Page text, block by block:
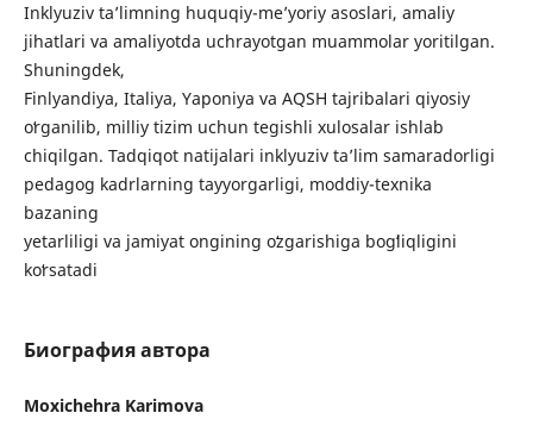
Inklyuziv taʼlimning huquqiy-meʼyoriy asoslari, amaliy
jihatlari va amaliyotda uchrayotgan muammolar yoritilgan.
Shuningdek,
Finlyandiya, Italiya, Yaponiya va AQSH tajribalari qiyosiy
oʻrganilib, milliy tizim uchun tegishli xulosalar ishlab
chiqilgan. Tadqiqot natijalari inklyuziv taʼlim samaradorligi
pedagog kadrlarning tayyorgarligi, moddiy-texnika
bazaning
yetarliligi va jamiyat ongining oʻzgarishiga bogʻliqligini
koʻrsatadi
Биография автора
Moxichehra Karimova